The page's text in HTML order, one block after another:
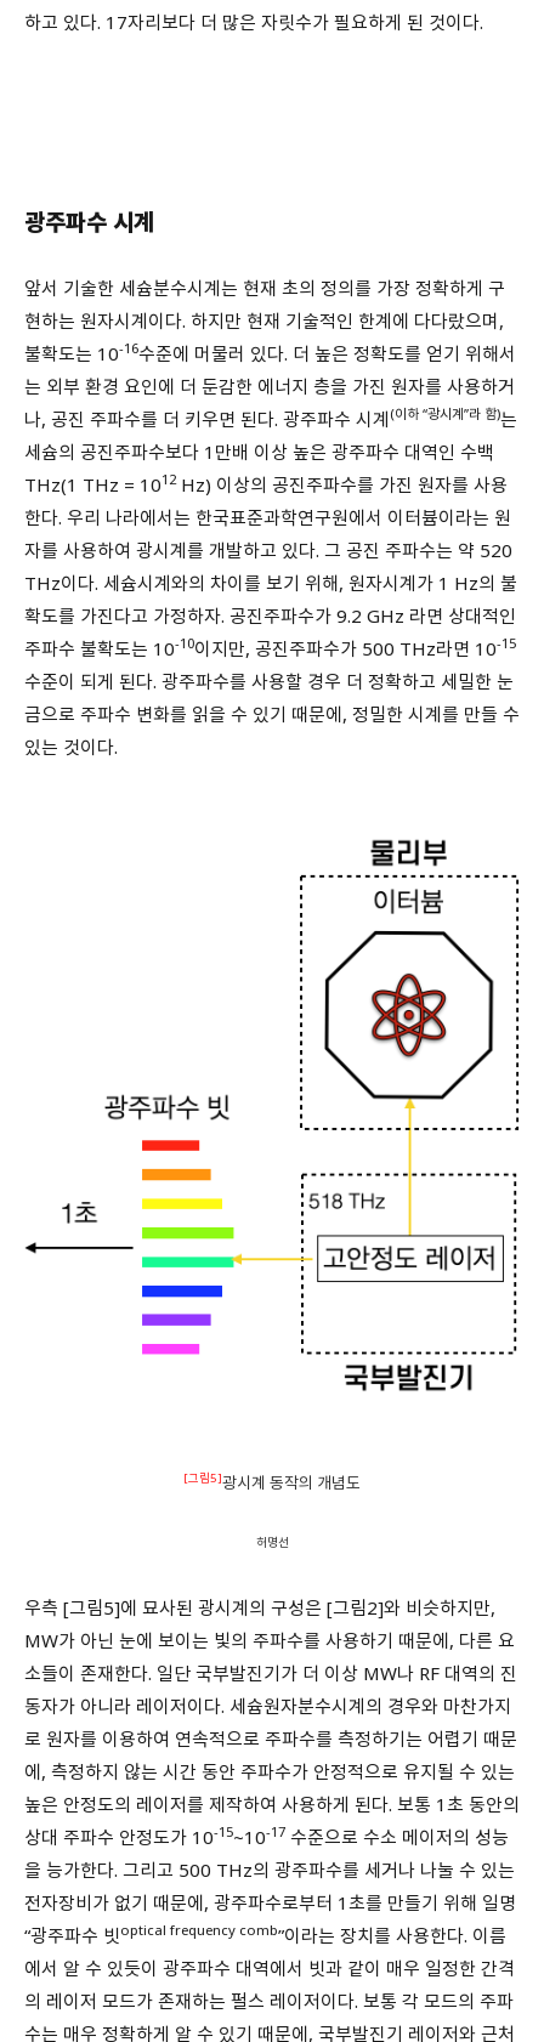
하고 있다. 17자리보다 더 많은 자릿수가 필요하게 된 것이다.
광주파수 시계
앞서 기술한 세슘분수시계는 현재 초의 정의를 가장 정확하게 구
현하는 원자시계이다. 하지만 현재 기술적인 한계에 다다랐으며,
불확도는 10-16수준에 머물러 있다. 더 높은 정확도를 얻기 위해서
는 외부 환경 요인에 더 둔감한 에너지 층을 가진 원자를 사용하거
나, 공진 주파수를 더 키우면 된다. 광주파수 시계 (이하 “광시계”라 함)는
세슘의 공진주파수보다 1만배 이상 높은 광주파수 대역인 수백
THz(1 THz = 1012Hz) 이상의 공진주파수를 가진 원자를 사용
한다. 우리 나라에서는 한국표준과학연구원에서 이터븀이라는 원
자를 사용하여 광시계를 개발하고 있다. 그 공진 주파수는 약 520
THz이다. 세슘시계와의 차이를 보기 위해, 원자시계가 1 Hz의 불
확도를 가진다고 가정하자. 공진주파수가 9.2 GHz 라면 상대적인
주파수 불확도는 10-10이지만, 공진주파수가 500 THz라면 10-15
수준이 되게 된다. 광주파수를 사용할 경우 더 정확하고 세밀한 눈
금으로 주파수 변화를 읽을 수 있기 때문에, 정밀한 시계를 만들 수
있는 것이다.
[그림5]광시계 동작의 개념도
허명선
우측 [그림5]에 묘사된 광시계의 구성은 [그림2]와 비슷하지만,
MW가 아닌 눈에 보이는 빛의 주파수를 사용하기 때문에, 다른 요
소들이 존재한다. 일단 국부발진기가 더 이상 MW나 RF 대역의 진
동자가 아니라 레이저이다. 세슘원자분수시계의 경우와 마찬가지
로 원자를 이용하여 연속적으로 주파수를 측정하기는 어렵기 때문
에, 측정하지 않는 시간 동안 주파수가 안정적으로 유지될 수 있는
높은 안정도의 레이저를 제작하여 사용하게 된다. 보통 1초 동안의
상대 주파수 안정도가 10-15~10-17 수준으로 수소 메이저의 성능
을 능가한다. 그리고 500 THz의 광주파수를 세거나 나눌 수 있는
전자장비가 없기 때문에, 광주파수로부터 1초를 만들기 위해 일명
“광주파수 빗optical frequency comb”이라는 장치를 사용한다. 이름
에서 알 수 있듯이 광주파수 대역에서 빗과 같이 매우 일정한 간격
의 레이저 모드가 존재하는 펄스 레이저이다. 보통 각 모드의 주파
수는 매우 정확하게 알 수 있기 때문에, 국부발진기 레이저와 근처